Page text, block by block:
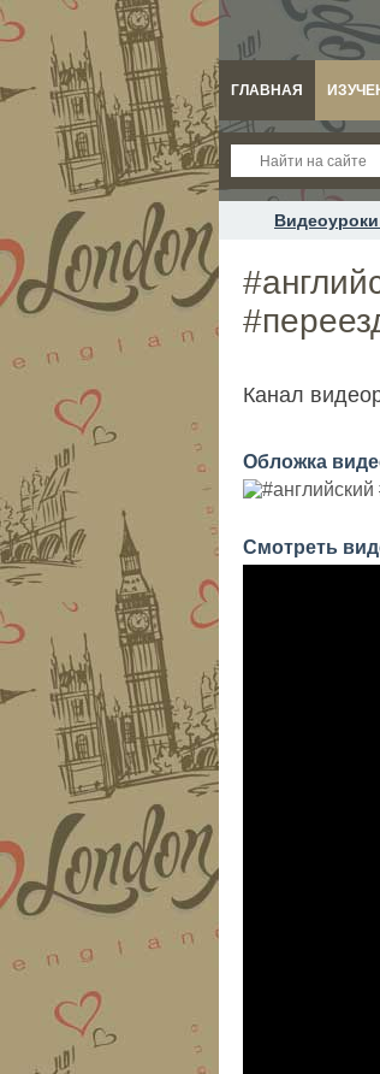
ГЛАВНАЯ
Канал
Обложка
Смотреть